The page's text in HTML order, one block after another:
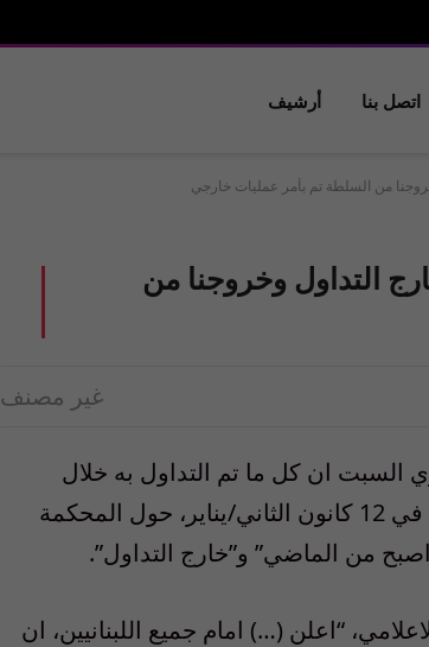
اتصل بنا أرشيف
من السلطة تم بأمر عمليات خارجي
التداول وخروجنا من
غير مصنف
ان كل ما تم التداول به خلال
الوساطة السعودية السورية التي سبقت سقوط حكومته في 12 كانون الثاني/يناير، حول المحكمة
من الماضي” و”خارج التداول”.
“اعلن (…) امام جميع اللبنانيين، ان